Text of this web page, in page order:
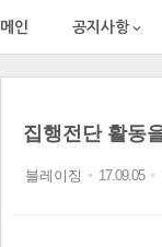
메인 공지사항 
집행전단 활동
블레이징 17.09.05